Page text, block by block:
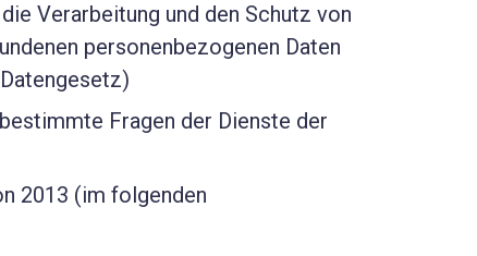
Verarbeitung und den Schutz von
personenbezogenen Daten
Fragen der Dienste der
2013 (im folgenden